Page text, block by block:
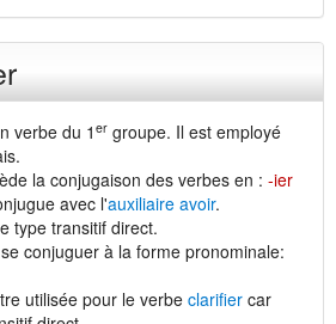
verbe du 1 er groupe. Il est employé
la conjugaison des verbes en : -ier
avec l'auxiliaire avoir.
type transitif direct.
conjuguer à la forme pronominale:
utilisée pour le verbe clarifier car